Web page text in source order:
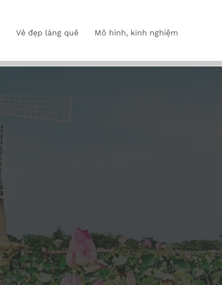
Vẻ đẹp làng quê Mô hình, kinh nghiệm